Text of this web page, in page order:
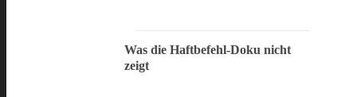
Was die Haftbefehl-Doku nicht
zeigt